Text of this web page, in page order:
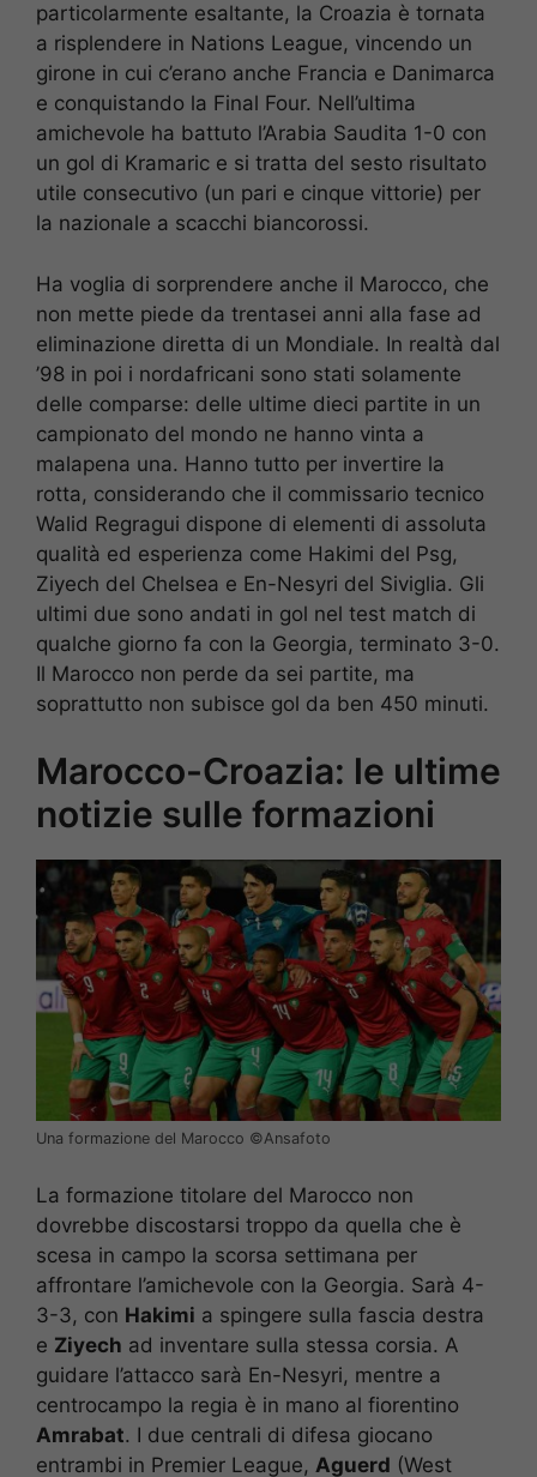
particolarmente esaltante, la Croazia è tornata
a risplendere in Nations League, vincendo un
girone in cui c’erano anche Francia e Danimarca
e conquistando la Final Four. Nell’ultima
amichevole ha battuto l’Arabia Saudita 1-0 con
un gol di Kramaric e si tratta del sesto risultato
utile consecutivo (un pari e cinque vittorie) per
la nazionale a scacchi biancorossi.
Ha voglia di sorprendere anche il Marocco, che
non mette piede da trentasei anni alla fase ad
eliminazione diretta di un Mondiale. In realtà dal
’98 in poi i nordafricani sono stati solamente
delle comparse: delle ultime dieci partite in un
campionato del mondo ne hanno vinta a
malapena una. Hanno tutto per invertire la
rotta, considerando che il commissario tecnico
Walid Regragui dispone di elementi di assoluta
qualità ed esperienza come Hakimi del Psg,
Ziyech del Chelsea e En-Nesyri del Siviglia. Gli
ultimi due sono andati in gol nel test match di
qualche giorno fa con la Georgia, terminato 3-0.
Il Marocco non perde da sei partite, ma
soprattutto non subisce gol da ben 450 minuti.
Marocco-Croazia: le ultime
notizie sulle formazioni
Una formazione del Marocco ©️Ansafoto
La formazione titolare del Marocco non
dovrebbe discostarsi troppo da quella che è
scesa in campo la scorsa settimana per
affrontare l’amichevole con la Georgia. Sarà 4-
3-3, con Hakimi a spingere sulla fascia destra
e Ziyech ad inventare sulla stessa corsia. A
guidare l’attacco sarà En-Nesyri, mentre a
centrocampo la regia è in mano al fiorentino
Amrabat. I due centrali di difesa giocano
entrambi in Premier League, Aguerd (West